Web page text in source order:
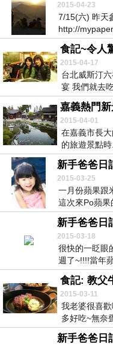
2015-04-23
7/15(六) 昨天
http://
食記~令人
2015-04-17
台北威斯汀
宴 我們就去
2015-04-01
在嘉義市長
的旅遊景點
新手爸爸日
2015-03-25
一月份蘋果跟
這次來Po蘋
尼...
新手爸爸日
2015-03-18
很快的一眨眼
週了~!!!!當年
2015-03-11
我老婆很喜
多好吃~無奈
都頗...
新手爸爸日